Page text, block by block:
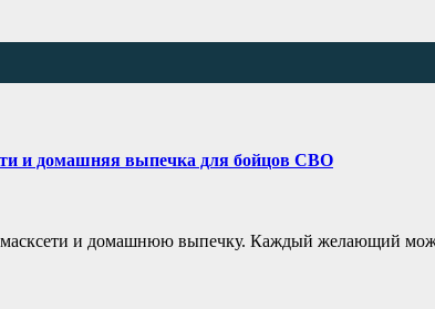
и домашняя выпечка для бойцов СВО
и домашнюю выпечку. Каждый желающий